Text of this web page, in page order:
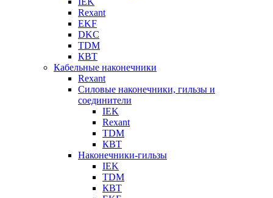
Rexant
EKF
DKC
TDM
КВТ
Кабельные наконечники
Rexant
Силовые наконечники, гильзы и
соединители
IEK
Rexant
TDM
КВТ
Наконечники-гильзы
IEK
TDM
КВТ